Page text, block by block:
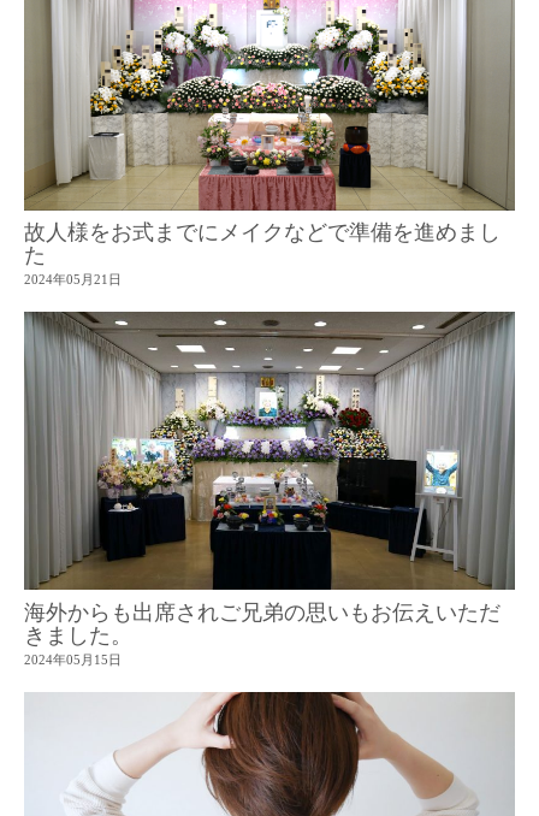
故人様をお式までにメイクなどで準備を進めまし
た
2024年05月21日
海外からも出席されご兄弟の思いもお伝えいただ
きました。
2024年05月15日